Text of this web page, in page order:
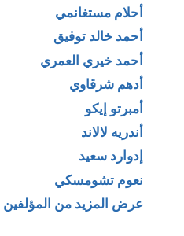
أحلام مستغانمي
أحمد خالد توفيق
أحمد خيري العمري
أدهم شرقاوي
أمبرتو إيكو
أندريه لالاند
إدوارد سعيد
نعوم تشومسكي
عرض المزيد من المؤلفين